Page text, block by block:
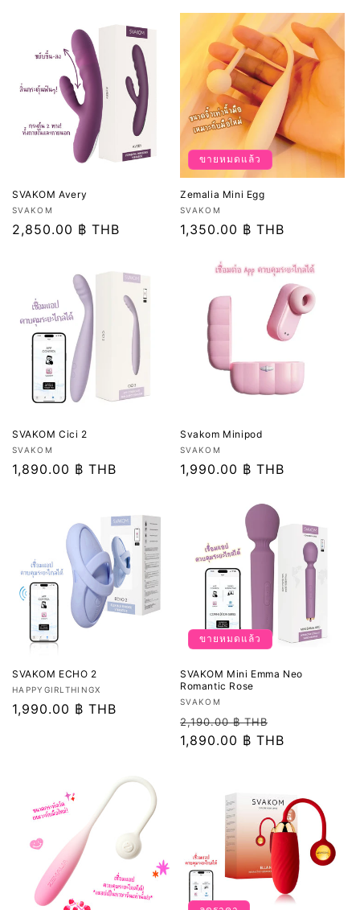
ปกติ
SVAKOM Avery
เวน
เด
SVAKOM
ราคา
2,850.00 ฿ THB
ขายหมดแล้ว
Zemalia Mini Egg
เวน
เด
SVAKOM
ราคา
1,350.00 ฿ THB
SVAKOM Cici 2
เวน
เด
SVAKOM
ราคา
1,890.00 ฿ THB
Svakom Minipod
เวน
เด
SVAKOM
ราคา
1,990.00 ฿ THB
SVAKOM ECHO 2
เวน
เด
HAPPYGIRLTHINGX
ราคา
1,990.00 ฿ THB
ขายหมดแล้ว
SVAKOM Mini Emma Neo
Romantic Rose
เวน
เด
อร์:
SVAKOM
ราคา
ปกติ
2,190.00 ฿ THB
โปรโมชัน
1,890.00 ฿ THB